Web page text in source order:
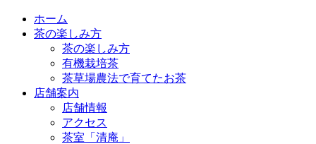
ホーム
茶の楽しみ方
茶の楽しみ方
有機栽培茶
茶草場農法で育てたお茶
店舗案内
店舗情報
アクセス
茶室「清庵」